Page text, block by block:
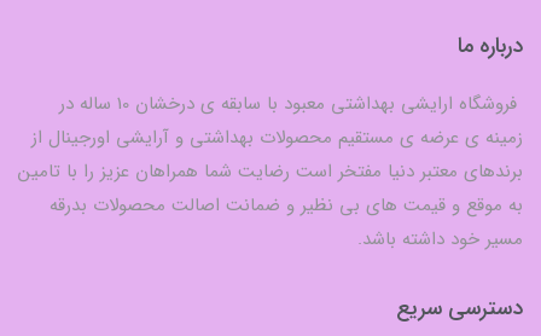
درباره ما
فروشگاه ارایشی بهداشتی معبود با سابقه ی درخشان 10 ساله در
زمینه ی عرضه ی مستقیم محصولات بهداشتی و آرایشی اورجینال از
برندهای معتبر دنیا مفتخر است رضایت شما همراهان عزیز را با تامین
به موقع و قیمت های بی نظیر و ضمانت اصالت محصولات بدرقه
مسیر خود داشته باشد.
دسترسی سریع